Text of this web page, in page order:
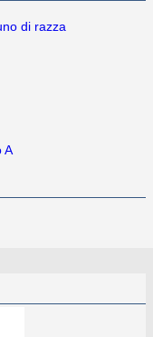
di razza
A